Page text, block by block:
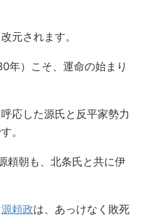
元されます。
年）こそ、運命の始まり
応した源氏と反平家勢力
。
頼朝も、北条氏と共に伊
源頼政は、あっけなく敗死